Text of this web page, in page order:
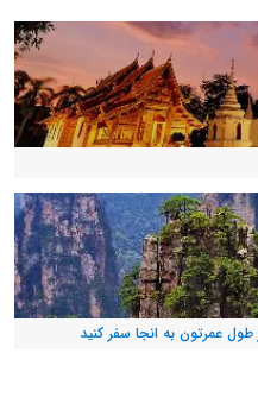
عمرتون به انجا سفر کنید